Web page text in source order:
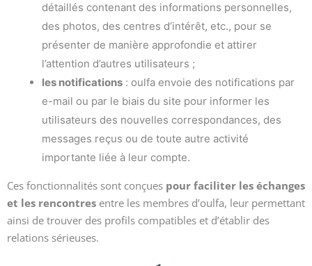
détaillés contenant des informations personnelles,
des photos, des centres d’intérêt, etc., pour se
présenter de manière approfondie et attirer
l’attention d’autres utilisateurs ;
les notifications : oulfa envoie des notifications par
e-mail ou par le biais du site pour informer les
utilisateurs des nouvelles correspondances, des
messages reçus ou de toute autre activité
importante liée à leur compte.
Ces fonctionnalités sont conçues pour faciliter les échanges
et les rencontres entre les membres d’oulfa, leur permettant
ainsi de trouver des profils compatibles et d’établir des
relations sérieuses.